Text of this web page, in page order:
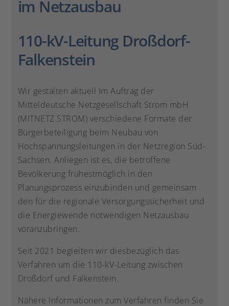
im Netzausbau
110-kV-Leitung Droßdorf-
Falkenstein
Wir gestalten aktuell Im Auftrag der
Mitteldeutsche Netzgesellschaft Strom mbH
(MITNETZ STROM) verschiedene Formate der
Bürgerbeteiligung beim Neubau von
Hochspannungsleitungen in der Netzregion Süd-
Sachsen. Anliegen ist es, die betroffene
Bevölkerung frühestmöglich in den
Planungsprozess einzubinden und gemeinsam
den für die regionale Versorgungssicherheit und
die Energiewende notwendigen Netzausbau
voranzubringen.
Seit 2021 begleiten wir diesbezüglich das
Verfahren um die 110-kV-Leitung zwischen
Droßdorf und Falkenstein.
Nähere Informationen zum Verfahren finden Sie